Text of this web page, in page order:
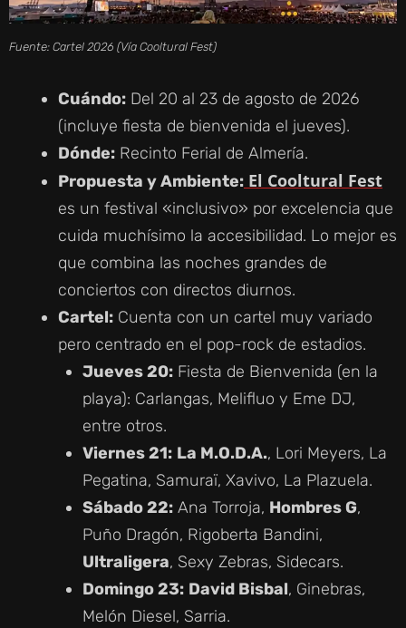
Fuente: Cartel 2026 (Vía Cooltural Fest)
Cuándo: Del 20 al 23 de agosto de 2026
(incluye fiesta de bienvenida el jueves).
Dónde: Recinto Ferial de Almería.
Propuesta y Ambiente: El Cooltural Fest
es un festival «inclusivo» por excelencia que
cuida muchísimo la accesibilidad. Lo mejor es
que combina las noches grandes de
conciertos con directos diurnos.
Cartel: Cuenta con un cartel muy variado
pero centrado en el pop-rock de estadios.
Jueves 20: Fiesta de Bienvenida (en la
playa): Carlangas, Melifluo y Eme DJ,
entre otros.
Viernes 21: La M.O.D.A., Lori Meyers, La
Pegatina, Samuraï, Xavivo, La Plazuela.
Sábado 22: Ana Torroja, Hombres G,
Puño Dragón, Rigoberta Bandini,
Ultraligera, Sexy Zebras, Sidecars.
Domingo 23: David Bisbal, Ginebras,
Melón Diesel, Sarria.